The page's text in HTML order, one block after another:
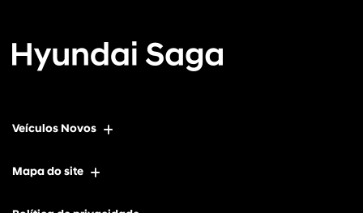
Veículos Novos
Mapa do site